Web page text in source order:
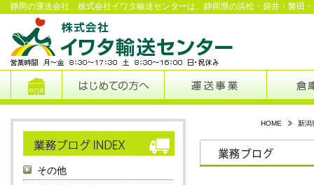
静岡の運送会社 株式会社イワタ輸送センターは、静岡県の浜松・袋井・磐田
その他
HOME 新潟